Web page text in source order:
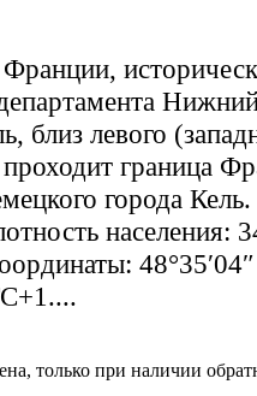
близ левого
граница
города
населения:
только при наличии